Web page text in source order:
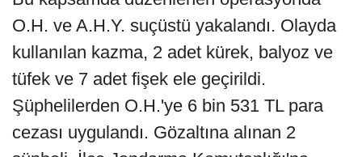
O.H. ve A.H.Y. suçüstü yakalandı. Olayda
kullanılan kazma, 2 adet kürek, balyoz ve
tüfek ve 7 adet fişek ele geçirildi.
Şüphelilerden O.H.'ye 6 bin 531 TL para
cezası uygulandı. Gözaltına alınan 2